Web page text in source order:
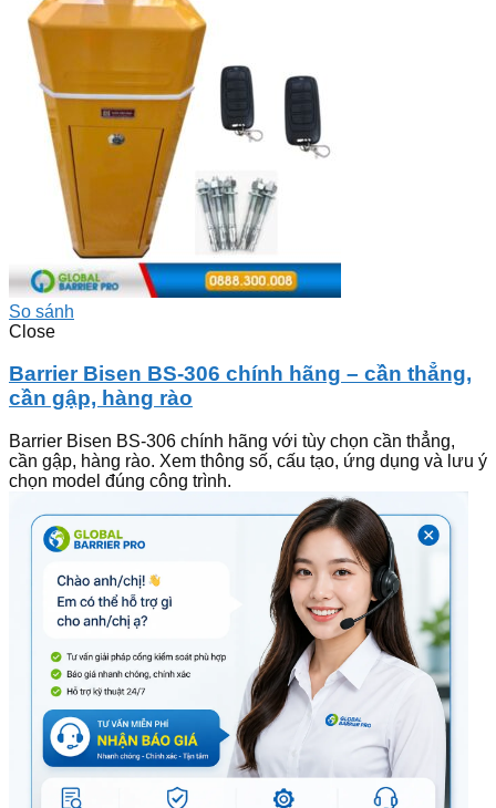
So sánh
Close
Barrier Bisen BS-306 chính hãng – cần thẳng,
cần gập, hàng rào
Barrier Bisen BS-306 chính hãng với tùy chọn cần thẳng,
cần gập, hàng rào. Xem thông số, cấu tạo, ứng dụng và lưu ý
chọn model đúng công trình.